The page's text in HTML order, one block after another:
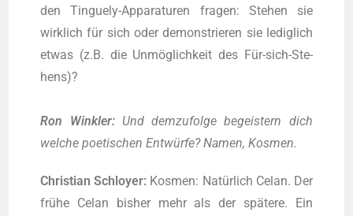
den Tin­gue­ly-Appa­ra­tu­ren fra­gen: Ste­hen sie
wirk­lich für sich oder demons­trie­ren sie ledig­lich
etwas (z.B. die Unmög­lich­keit des Für-sich-Ste­
hens)?
Ron Wink­ler: Und dem­zu­fol­ge begeis­tern dich
wel­che poe­ti­schen Ent­wür­fe? Namen, Kosmen.
Chris­ti­an Schloy­er: Kos­men: Natür­lich Celan. Der
frü­he Celan bis­her mehr als der spä­te­re. Ein